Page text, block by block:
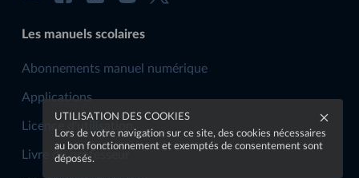
Les manuels scolaires
Abonnements manuel numérique
Applications
Licence d'utilisation
Livre du professeur
UTILISATION DES COOKIES
Lors de votre navigation sur ce site, des cookies nécessaires
au bon fonctionnement et exemptés de consentement sont
déposés.